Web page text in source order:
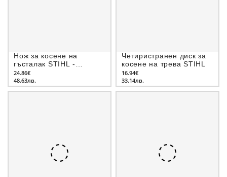
Нож за косене на
гъсталак STIHL -
тристранен
24.86€
48.63лв.
Четиристранен диск за
косене на трева STIHL
16.94€
33.14лв.